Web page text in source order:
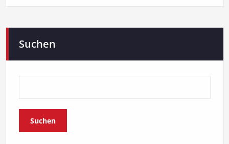
Suchen
Suchen